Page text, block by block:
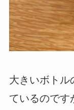
大きいボトル
ているのです